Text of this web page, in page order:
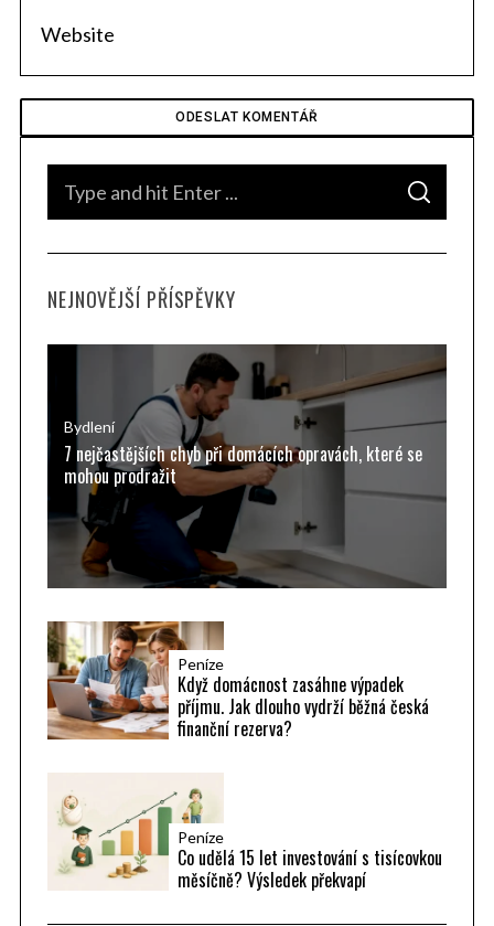
c
S
A
C
NEJNOVĚJŠÍ PŘÍSPĚVKY
Bydlení
7 nejčastějších chyb při domácích opravách, které se
mohou prodražit
Peníze
Když domácnost zasáhne výpadek
příjmu. Jak dlouho vydrží běžná česká
finanční rezerva?
Peníze
Co udělá 15 let investování s tisícovkou
měsíčně? Výsledek překvapí